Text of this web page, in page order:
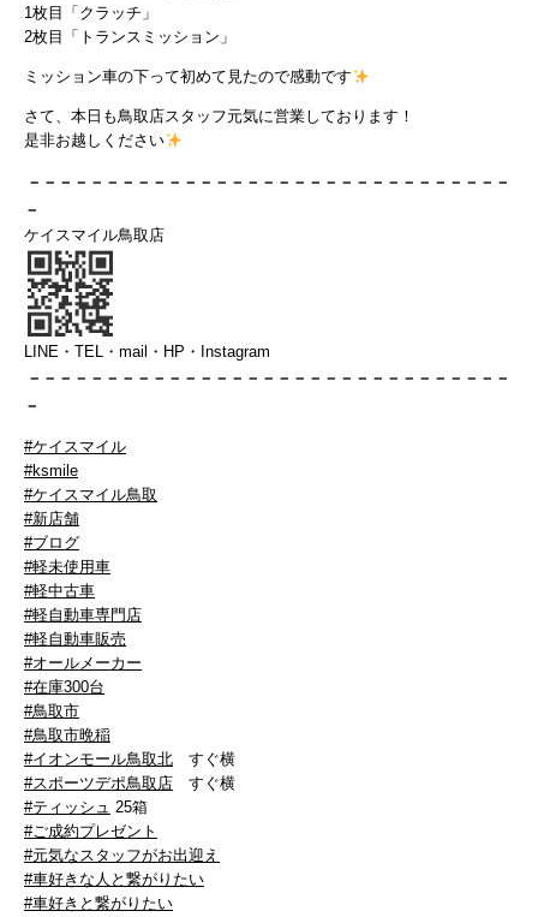
1枚目「クラッチ」
2枚目「トランスミッション」
ミッション車の下って初めて見たので感動です
さて、本日も鳥取店スタッフ元気に営業しております！
是非お越しください
－－－－－－－－－－－－－－－－－－－－－－－－－－－－－－－
－
ケイスマイル鳥取店
LINE・TEL・mail・HP・Instagram
－－－－－－－－－－－－－－－－－－ －－－－－－－－－－－－－
－
#ケイスマイル
#ksmile
#ケイスマイル鳥取
#新店舗
#ブログ
#軽未使用車
#軽中古車
#軽自動車専門店
#軽自動車販売
#オールメーカー
#在庫300台
#鳥取市
#鳥取市晩稲
#イオンモール鳥取北 すぐ横
#スポーツデポ鳥取店 すぐ横
#ティッシュ 25箱
#ご成約プレゼント
#元気なスタッフがお出迎え
#車好きな人と繋がりたい
#車好きと繋がりたい